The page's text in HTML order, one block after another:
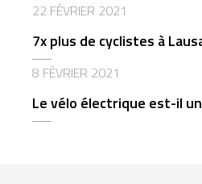
22 FÉVRIER 2021
7x plus de cyclistes à
8 FÉVRIER 2021
Le vélo électrique est-il